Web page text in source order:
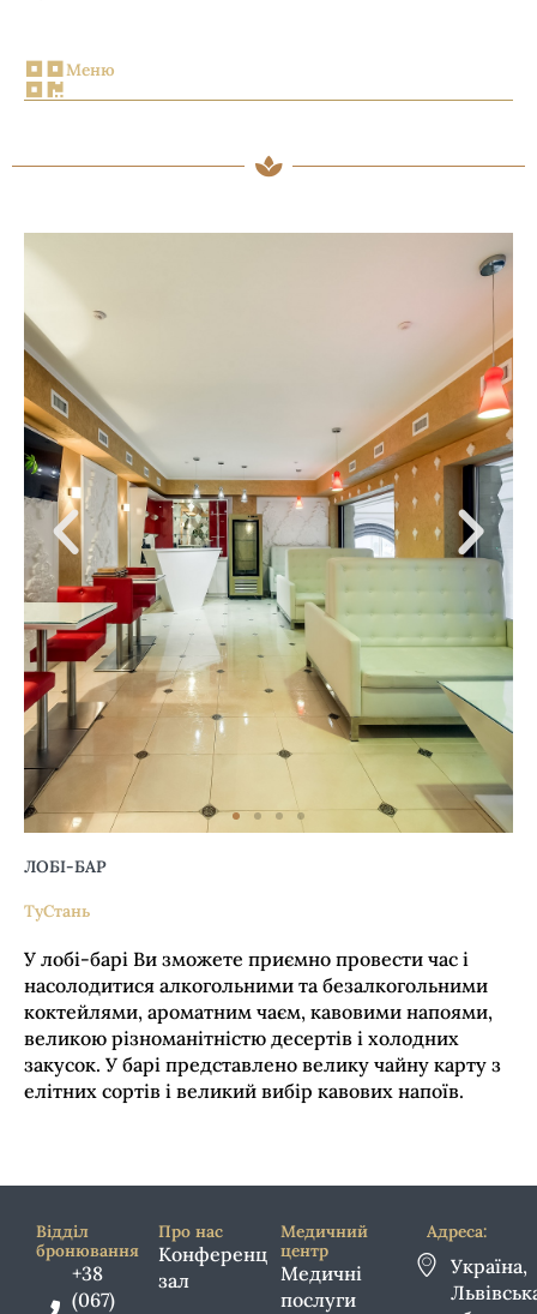
Меню
ЛОБІ-БАР
ТуСтань
У лобі-барі Ви зможете приємно провести час і
насолодитися алкогольними та безалкогольними
коктейлями, ароматним чаєм, кавовими напоями,
великою різноманітністю десертів і холодних
закусок. У барі представлено велику чайну карту з
елітних сортів і великий вибір кавових напоїв.
Відділ
бронювання
+38
(067)
Про нас
Конференц
зал
Медичний
центр
Медичні
послуги
Адреса:
Україна,